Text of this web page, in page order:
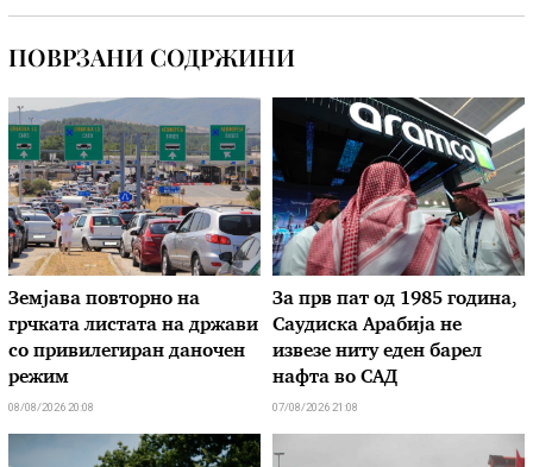
ПОВРЗАНИ СОДРЖИНИ
Земјава повторно на
грчката листата на држави
со привилегиран даночен
режим
08/08/2026 20:08
За прв пат од 1985 година,
Саудиска Арабија не
извезе ниту еден барел
нафта во САД
07/08/2026 21:08